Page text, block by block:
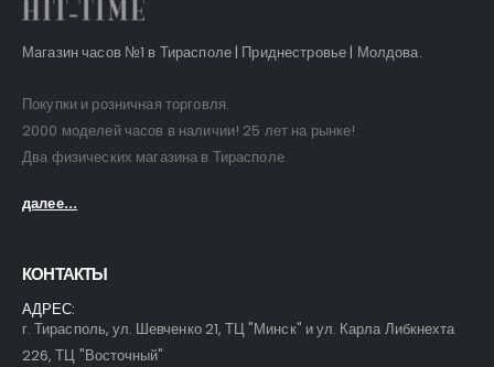
Магазин часов №1 в Тирасполе | Приднестровье | Молдова.
Покупки и розничная торговля.
2000 моделей часов в наличии! 25 лет на рынке!
Два физических магазина в Тирасполе.
далее...
КОНТАКТЫ
АДРЕС:
г. Тирасполь, ул. Шевченко 21, ТЦ "Минск" и ул. Карла Либкнехта
226, ТЦ "Восточный"